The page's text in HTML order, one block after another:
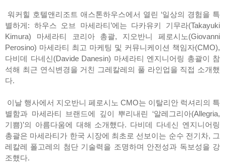
워커힐 호텔앤리조트 애스톤하우스에서 열린 ‘일상의 경험을 특
별하게: 하우스 오브 마세라티’에는 다카유키 기무라(Takayuki
Kimura) 마세라티 코리아 총괄, 지오반니 페로시노(Giovanni
Perosino) 마세라티 최고 마케팅 및 커뮤니케이션 책임자(CMO),
다비데 다네신(Davide Danesin) 마세라티 엔지니어링 총괄이 참
석해 최근 연식변경을 거친 그레칼레의 풀 라인업을 직접 소개했
다.
이날 행사에서 지오반니 페로시노 CMO는 이탈리안 럭셔리의 특
별함과 마세라티 브랜드에 깊이 뿌리내린 ‘알레그리아(Allegria,
기쁨)’의 아름다움에 대해 소개했다. 다비데 다네신 엔지니어링
총괄은 마세라티가 한국 시장에 최초로 선보이는 순수 전기차, 그
레칼레 폴고레의 첨단 기술력을 조명하며 안전성과 독보성을 강
조했다.